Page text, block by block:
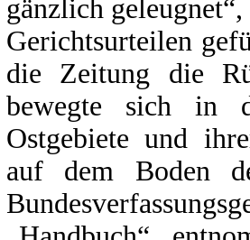
gänzlich
Gerichtsurteilen
die Zeitung die
bewegte sich in
Ostgebiete und
auf dem Boden